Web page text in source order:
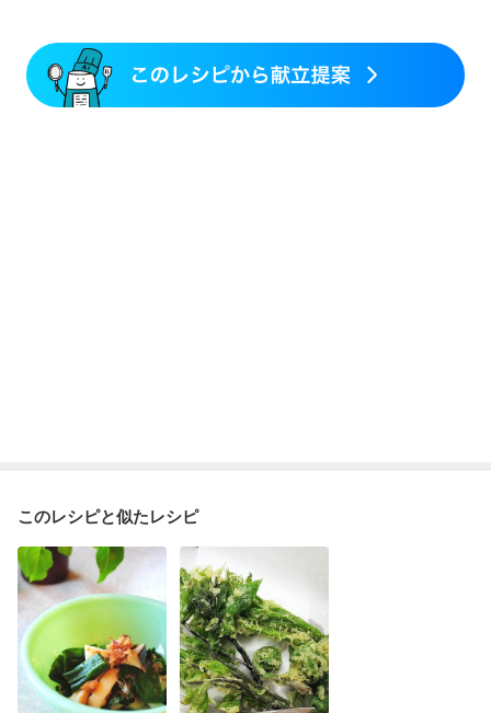
貧血対策
このレシピと似たレシピ